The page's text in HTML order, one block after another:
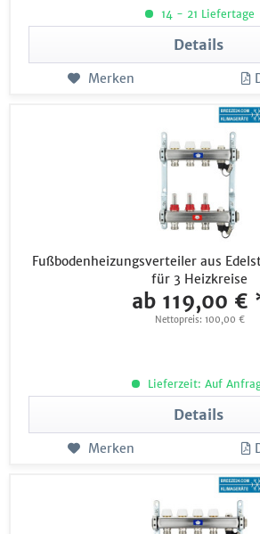
14 - 21 Liefertage
Details
Merken
Fußbodenheizungsverteiler aus
für 3 Heizkreise
ab 119,00 €
Nettopreis: 100,00 €
Lieferzeit: Auf
Details
Merken